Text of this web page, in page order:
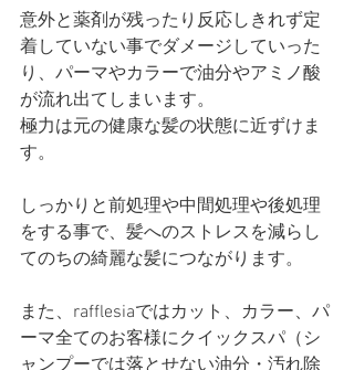
意外と薬剤が残ったり反応しきれず定
着していない事でダメージしていった
り、パーマやカラーで油分やアミノ酸
が流れ出てしまいます。
極力は元の健康な髪の状態に近ずけま
す。
しっかりと前処理や中間処理や後処理
をする事で、髪へのストレスを減らし
てのちの綺麗な髪につながります。
また、rafflesiaではカット、カラー、パ
ーマ全てのお客様にクイックスパ（シ
ャンプーでは落とせない油分・汚れ除